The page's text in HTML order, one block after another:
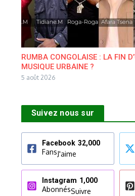
RUMBA CONGOLAISE : LA FIN
MUSIQUE URBAINE ?
5 août 2026
Suivez nous sur
Facebook 32,000
FansJ'aime
Instagram 1,000
AbonnésSuivre